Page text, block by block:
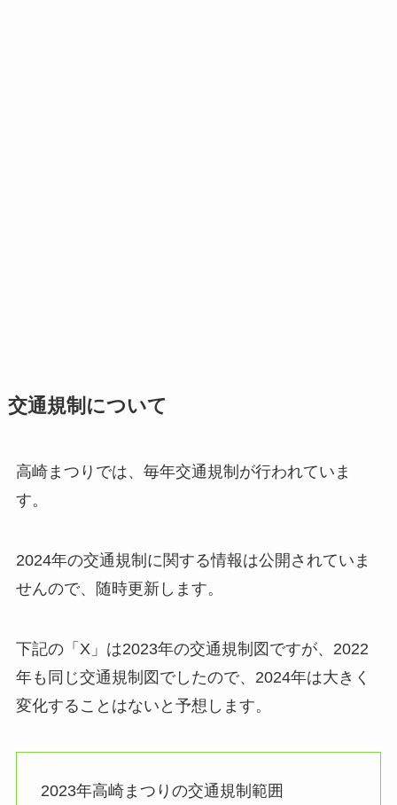
交通規制について
高崎まつりでは、毎年交通規制が行われていま
す。
2024年の交通規制に関する情報は公開されていま
せんので、随時更新します。
下記の「X」は2023年の交通規制図ですが、2022
年も同じ交通規制図でしたので、2024年は大きく
変化することはないと予想します。
2023年高崎まつりの交通規制範囲